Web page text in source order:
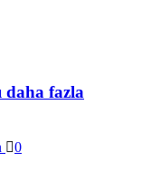
daha fazla
0